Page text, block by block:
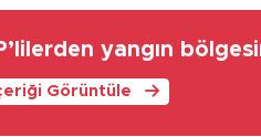
yangın
Görüntüle